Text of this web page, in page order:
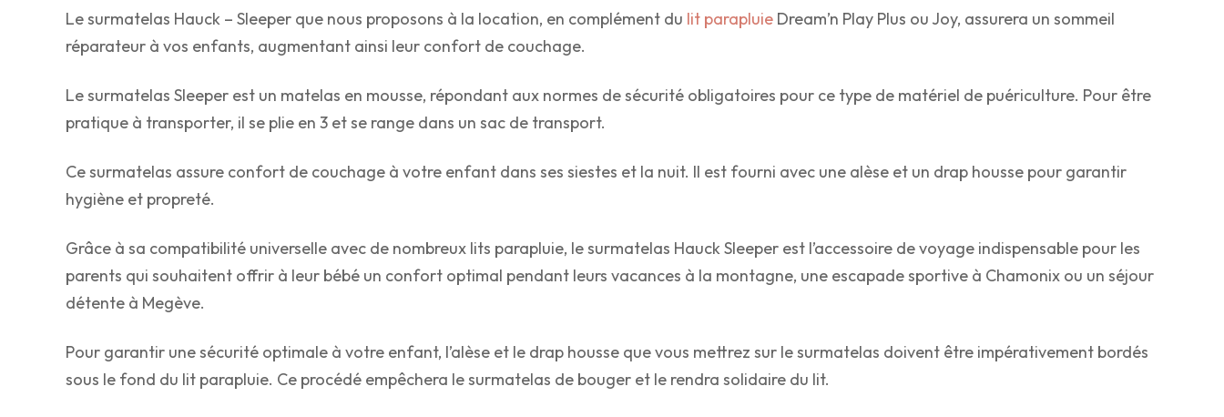
Le surmatelas Hauck – Sleeper que nous proposons à la location, en complément du lit parapluie Dream’n Play Plus ou Joy, assurera un sommeil
réparateur à vos enfants, augmentant ainsi leur confort de couchage.
Le surmatelas Sleeper est un matelas en mousse, répondant aux normes de sécurité obligatoires pour ce type de matériel de puériculture. Pour être
pratique à transporter, il se plie en 3 et se range dans un sac de transport.
Ce surmatelas assure confort de couchage à votre enfant dans ses siestes et la nuit. Il est fourni avec une alèse et un drap housse pour garantir
hygiène et propreté.
Grâce à sa compatibilité universelle avec de nombreux lits parapluie, le surmatelas Hauck Sleeper est l’accessoire de voyage indispensable pour les
parents qui souhaitent offrir à leur bébé un confort optimal pendant leurs vacances à la montagne, une escapade sportive à Chamonix ou un séjour
détente à Megève.
Pour garantir une sécurité optimale à votre enfant, l’alèse et le drap housse que vous mettrez sur le surmatelas doivent être impérativement bordés
sous le fond du lit parapluie. Ce procédé empêchera le surmatelas de bouger et le rendra solidaire du lit.